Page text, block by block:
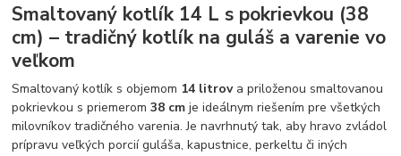
Smaltovaný kotlík 14 L s pokrievkou (38
cm) – tradičný kotlík na guláš a varenie vo
veľkom
Smaltovaný kotlík s objemom 14 litrova priloženou smaltovanou
pokrievkou s priemerom38 cm je ideálnym riešením pre všetkých
milovníkov tradičného varenia. Je navrhnutý tak, aby hravo zvládol
prípravu veľkých porcií guláša, kapustnice, perkeltu či iných